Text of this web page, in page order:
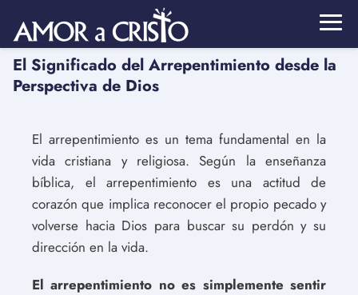
El Significado del Arrepentimiento desde la
Perspectiva de Dios
El arrepentimiento es un tema fundamental en la
vida cristiana y religiosa. Según la enseñanza
bíblica, el arrepentimiento es una actitud de
corazón que implica reconocer el propio pecado y
volverse hacia Dios para buscar su perdón y su
dirección en la vida.
El arrepentimiento no es simplemente sentir